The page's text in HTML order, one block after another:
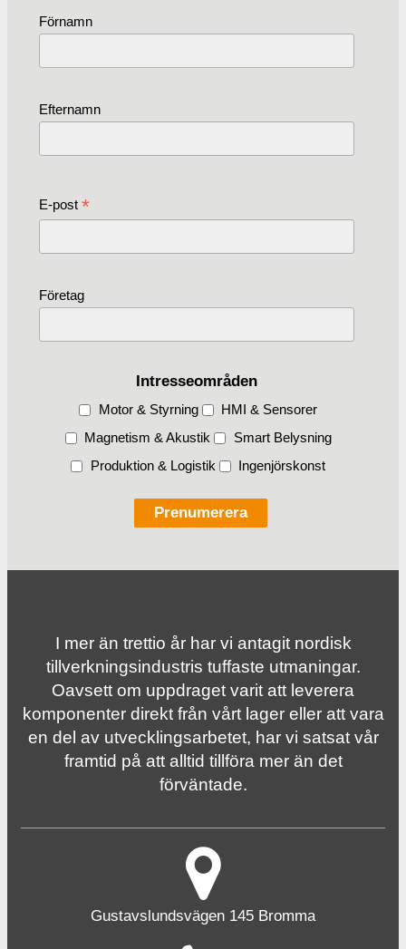
Förnamn
Efternamn
E-post *
Företag
Intresseområden
Motor & Styrning
HMI & Sensorer
Magnetism & Akustik
Smart Belysning
Produktion & Logistik
Ingenjörskonst
I mer än trettio år har vi antagit nordisk
tillverknings­industris tuffaste utmaningar.
Oavsett om uppdraget varit att leverera
komponenter direkt från vårt lager eller att vara
en del av utvecklingsarbetet, har vi satsat vår
framtid på att alltid tillföra mer än det
förväntade.
Gustavslundsvägen 145 Bromma